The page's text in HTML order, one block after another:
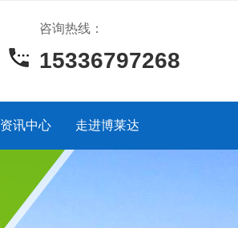
咨询热线：
15336797268
资讯中心 走进博莱达